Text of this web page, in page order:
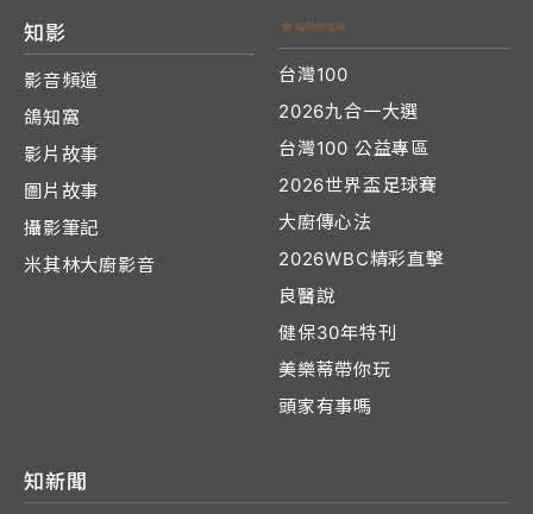
知影
影音頻道
鴿知窩
影片故事
圖片故事
攝影筆記
米其林大廚影音
台灣100
2026九合一大選
台灣100 公益專區
2026世界盃足球賽
大廚傳心法
2026WBC精彩直擊
良醫說
健保30年特刊
美樂蒂帶你玩
頭家有事嗎
知新聞